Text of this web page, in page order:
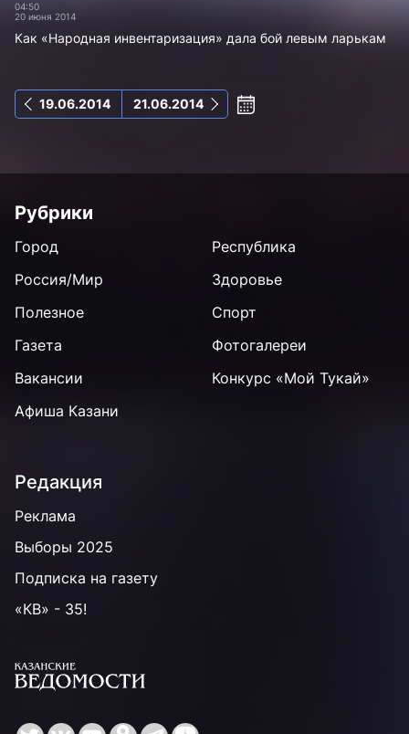
04:50
20 июня 2014
Как «Народная инвентаризация» дала бой левым ларькам
19.06.2014 21.06.2014
Рубрики
Город
Республика
Россия/Мир
Здоровье
Полезное
Спорт
Газета
Фотогалереи
Вакансии
Конкурс «Мой Тукай»
Афиша Казани
Редакция
Реклама
Выборы 2025
Подписка на газету
«КВ» - 35!